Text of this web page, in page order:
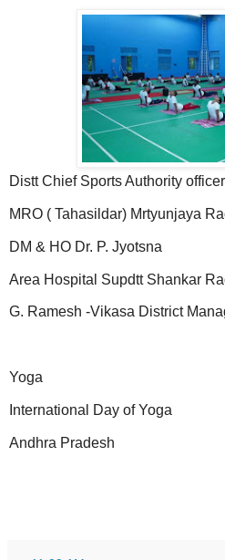
Distt Chief Sports Authority
MRO ( Tahasildar) Mrtyunjaya
DM & HO Dr. P. Jyotsna
Area Hospital Supdtt Shankar
G. Ramesh -Vikasa District
Yoga
International Day of Yoga
Andhra Pradesh